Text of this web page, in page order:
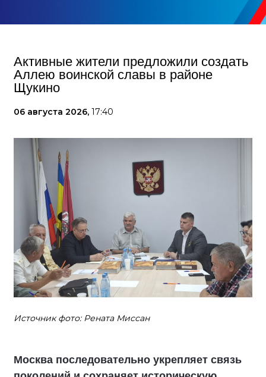
Активные жители предложили создать
Аллею воинской славы в районе
Щукино
06 августа 2026, 17:40
Источник фото: Рената Миссан
Москва последовательно укрепляет связь